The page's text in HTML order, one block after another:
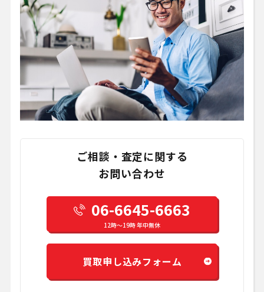
ご相談・査定に関する
お問い合わせ
06-6645-6663
12時～19時 年中無休
買取申し込みフォーム